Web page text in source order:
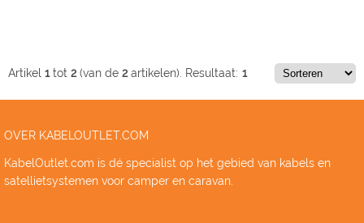
Artikel 1tot 2 (van de 2 artikelen). Resultaat: 1
OVER KABELOUTLET.COM
KabelOutlet.com is dé specialist op het gebied van kabels en
satellietsystemen voor camper en caravan.